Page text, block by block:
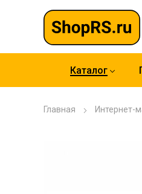
Каталог
Главная Интернет-